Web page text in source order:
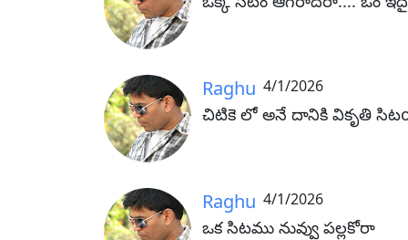
Raghu 4/1/2026
చిటికె లో అనే దానికి వికృతి
Raghu 4/1/2026
ఒక సిటము నువ్వు పల్లకోరా